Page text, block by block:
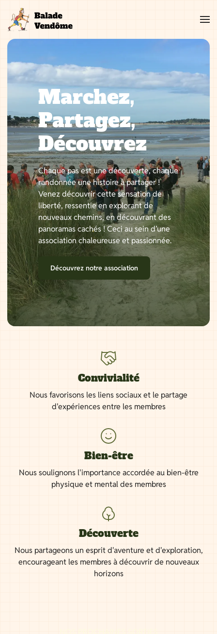
contenu
Marchez,
Partagez,
Découvrez
Chaque pas est une découverte, chaque
randonnée une histoire à partager !
Venez découvrir cette sensation de
liberté, ressentie en explorant de
nouveaux chemins, en découvrant des
panoramas cachés ! Ceci au sein d’une
association chaleureuse et passionnée.
Découvrez notre association
Convivialité
Nous favorisons les liens sociaux et le partage
d'expériences entre les membres
Bien-être
Nous soulignons l'importance accordée au bien-être
physique et mental des membres
Découverte
Nous partageons un esprit d'aventure et d'exploration,
encourageant les membres à découvrir de nouveaux
horizons